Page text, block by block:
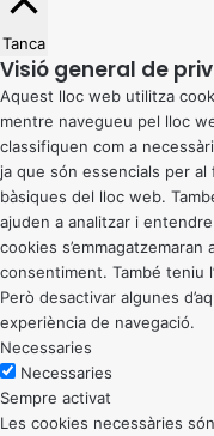
Tanca
Visió general de
Aquest lloc web utilitza
mentre navegueu pel lloc
classifiquen com a
ja que són essencials per
bàsiques del lloc web.
ajuden a analitzar i
cookies
consentiment. També teniu
Però desactivar algunes
experiència de navegació.
Necessaries
Necessaries
Sempre activat
Les cookies necessàries